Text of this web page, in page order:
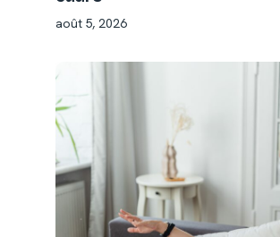
août 5, 2026